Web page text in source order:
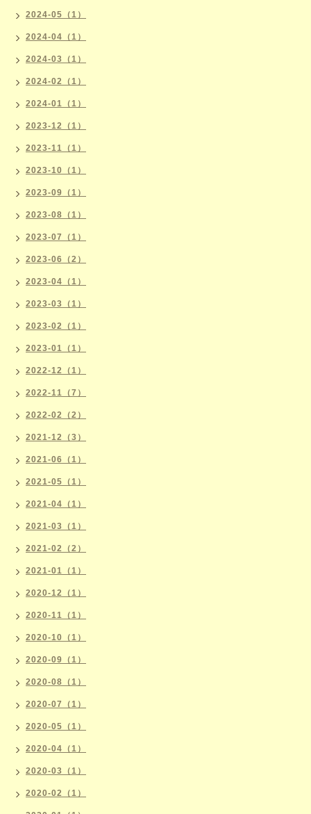
2024-05（1）
2024-04（1）
2024-03（1）
2024-02（1）
2024-01（1）
2023-12（1）
2023-11（1）
2023-10（1）
2023-09（1）
2023-08（1）
2023-07（1）
2023-06（2）
2023-04（1）
2023-03（1）
2023-02（1）
2023-01（1）
2022-12（1）
2022-11（7）
2022-02（2）
2021-12（3）
2021-06（1）
2021-05（1）
2021-04（1）
2021-03（1）
2021-02（2）
2021-01（1）
2020-12（1）
2020-11（1）
2020-10（1）
2020-09（1）
2020-08（1）
2020-07（1）
2020-05（1）
2020-04（1）
2020-03（1）
2020-02（1）